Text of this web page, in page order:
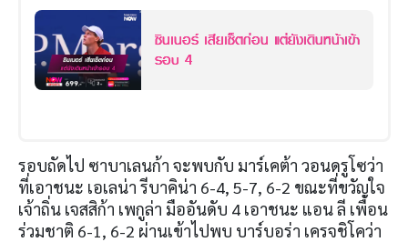
ซินเนอร์ เสียเซ็ตก่อน แต่ยังเดินหน้าเข้า
รอบ 4
รอบถัดไป ซาบาเลนก้า จะพบกับ มาร์เคต้า วอนดรูโซว่า
ที่เอาชนะ เอเลน่า รีบาคิน่า 6-4, 5-7, 6-2 ขณะที่ขวัญใจ
เจ้าถิ่น เจสสิก้า เพกูล่า มืออันดับ 4 เอาชนะ แอน ลี เพื่อน
ร่วมชาติ 6-1, 6-2 ผ่านเข้าไปพบ บาร์บอร่า เครจชิโคว่า